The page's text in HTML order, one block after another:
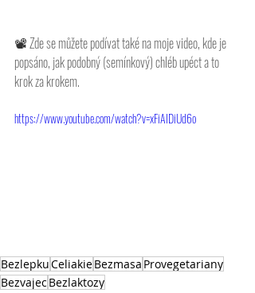
📽 Zde se můžete podívat také na moje video, kde je
popsáno, jak podobný (semínkový) chléb upéct a to
krok za krokem.
https://www.youtube.com/watch?v=xFiAIDiUd6o
BezlepkuCeliakieBezmasa Provegetariany
Bezvajec Bezlaktozy